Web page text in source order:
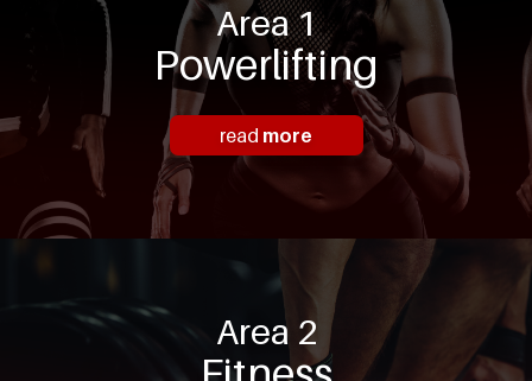
Area 1
Powerlifting
read more
Area 2